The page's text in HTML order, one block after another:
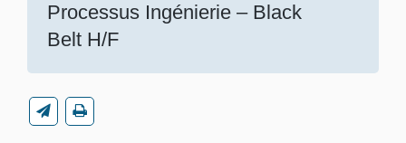
Processus Ingénierie – Black
Belt H/F